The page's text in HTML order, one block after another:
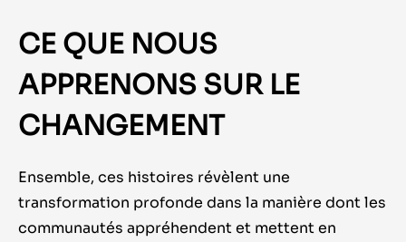
CE QUE NOUS
APPRENONS SUR LE
CHANGEMENT
Ensemble, ces histoires révèlent une
transformation profonde dans la manière dont les
communautés appréhendent et mettent en